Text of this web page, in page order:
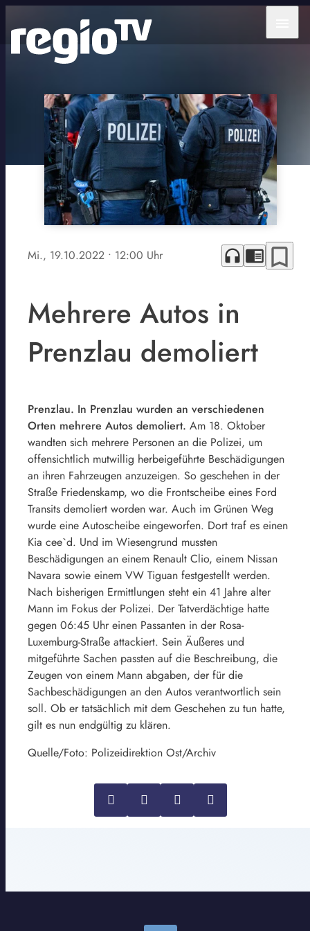
Mi., 19.10.2022 • 12:00 Uhr headphones chrome_reader_mode bookmark_border
Mehrere Autos in
Prenzlau demoliert
Prenzlau. In Prenzlau wurden an verschiedenen
Orten mehrere Autos demoliert. Am 18. Oktober
wandten sich mehrere Personen an die Polizei, um
offensichtlich mutwillig herbeigeführte Beschädigungen
an ihren Fahrzeugen anzuzeigen. So geschehen in der
Straße Friedenskamp, wo die Frontscheibe eines Ford
Transits demoliert worden war. Auch im Grünen Weg
wurde eine Autoscheibe eingeworfen. Dort traf es einen
Kia cee`d. Und im Wiesengrund mussten
Beschädigungen an einem Renault Clio, einem Nissan
Navara sowie einem VW Tiguan festgestellt werden.
Nach bisherigen Ermittlungen steht ein 41 Jahre alter
Mann im Fokus der Polizei. Der Tatverdächtige hatte
gegen 06:45 Uhr einen Passanten in der Rosa-
Luxemburg-Straße attackiert. Sein Äußeres und
mitgeführte Sachen passten auf die Beschreibung, die
Zeugen von einem Mann abgaben, der für die
Sachbeschädigungen an den Autos verantwortlich sein
soll. Ob er tatsächlich mit dem Geschehen zu tun hatte,
gilt es nun endgültig zu klären.
Quelle/Foto: Polizeidirektion Ost/Archiv